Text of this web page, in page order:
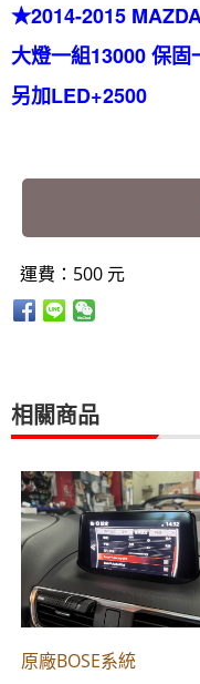
★2014-2015
大燈一組13000 保固
另加LED+2500
運費：500 元
相關商品
原廠BOSE系統